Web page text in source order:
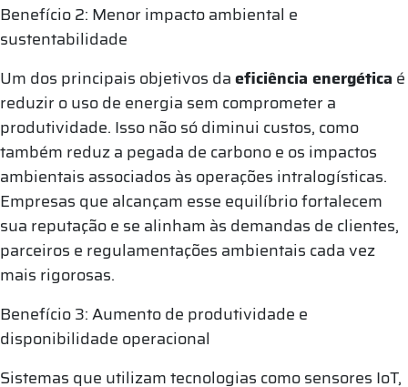
Benefício 2: Menor impacto ambiental e
sustentabilidade
Um dos principais objetivos daeficiência energética é
reduzir o uso de energia sem comprometer a
produtividade. Isso não só diminui custos, como
também reduz a pegada de carbono e os impactos
ambientais associados às operações intralogísticas.
Empresas que alcançam esse equilíbrio fortalecem
sua reputação e se alinham às demandas de clientes,
parceiros e regulamentações ambientais cada vez
mais rigorosas.
Benefício 3: Aumento de produtividade e
disponibilidade operacional
Sistemas que utilizam tecnologias como sensores IoT,